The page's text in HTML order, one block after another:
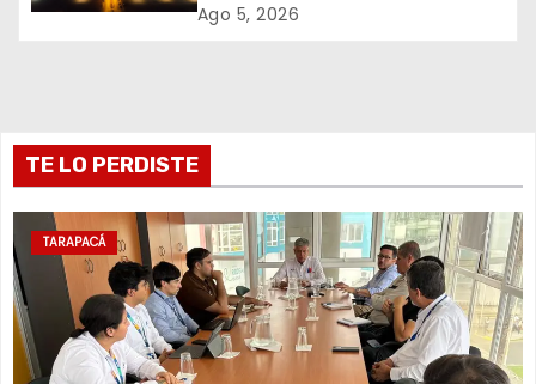
r
a
d
s
alumbrado público del sector El
Ago 5, 2026
TE LO PERDISTE
TARAPACÁ